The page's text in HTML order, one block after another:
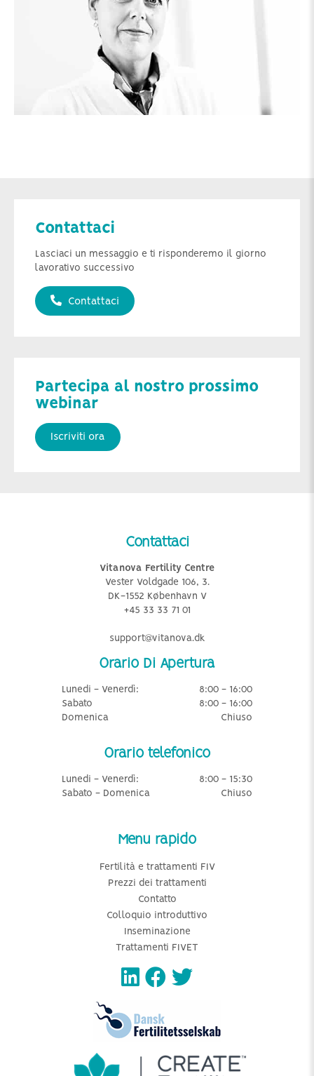
Contattaci
Lasciaci un messaggio e ti risponderemo il giorno
lavorativo successivo
Contattaci
Partecipa al nostro prossimo
webinar
Iscriviti ora
Contattaci
Vitanova Fertility Centre
Vester Voldgade 106, 3.
DK-1552 København V
+45 33 33 71 01
support@vitanova.dk
Orario Di Apertura
Lunedi - Venerdì:
8:00 - 16:00
Sabato
8:00 - 16:00
Domenica
Chiuso
Orario telefonico
Lunedi - Venerdì:
8:00 - 15:30
Sabato - Domenica
Chiuso
Menu rapido
Fertilità e trattamenti FIV
Prezzi dei trattamenti
Contatto
Colloquio introduttivo
Inseminazione
Trattamenti FIVET